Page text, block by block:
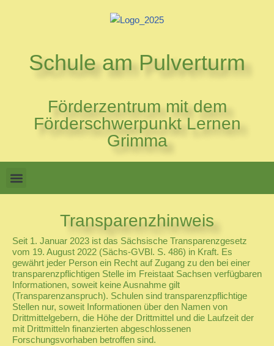
springenSchule am Pulverturm
Förderzentrum mit dem
Förderschwerpunkt Lernen
Grimma
Transparenzhinweis
Seit 1. Januar 2023 ist das Sächsische Transparenzgesetz
vom 19. August 2022 (Sächs-GVBl. S. 486) in Kraft. Es
gewährt jeder Person ein Recht auf Zugang zu den bei einer
transparenzpflichtigen Stelle im Freistaat Sachsen verfügbaren
Informationen, soweit keine Ausnahme gilt
(Transparenzanspruch). Schulen sind transparenzpflichtige
Stellen nur, soweit Informationen über den Namen von
Drittmittelgebern, die Höhe der Drittmittel und die Laufzeit der
mit Drittmitteln finanzierten abgeschlossenen
Forschungsvorhaben betroffen sind.